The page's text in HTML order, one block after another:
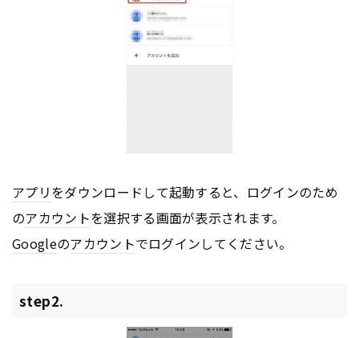
アプリをダウンロードして起動すると、ログインのため
のアカウントを選択する画面が表示されます。
Googleのアカウントでログインしてください。
step2.